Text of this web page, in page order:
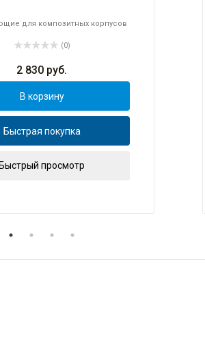
для композитных корпусов
(0)
2 830 руб.
В корзину
Быстрая покупка
Быстрый просмотр